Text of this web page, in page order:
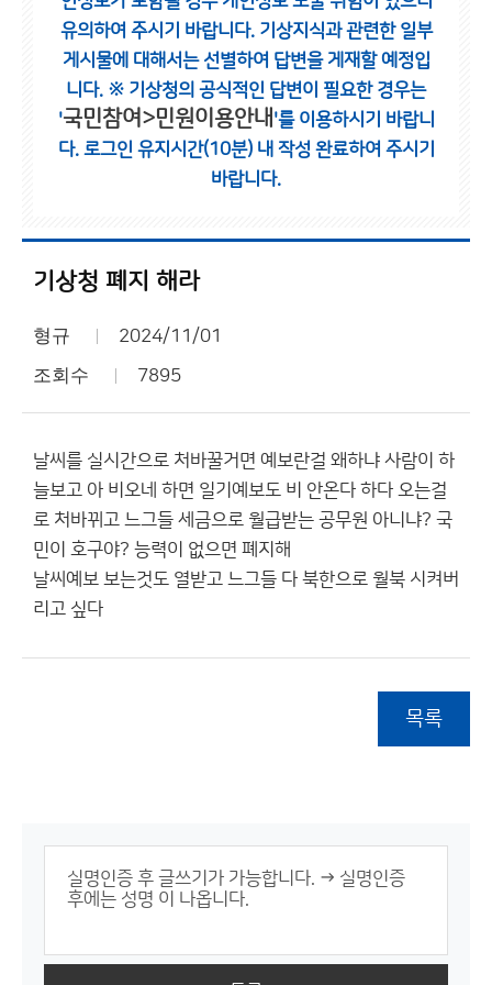
유의하여 주시기 바랍니다. 기상지식과 관련한 일부
게시물에 대해서는 선별하여 답변을 게재할 예정입
니다. ※ 기상청의 공식적인 답변이 필요한 경우는
'국민참여>민원이용안내 '를 이용하시기 바랍니
다. 로그인 유지시간(10분) 내 작성 완료하여 주시기
바랍니다.
기상청 폐지 해라
형규 2024/11/01
조회수 7895
날씨를 실시간으로 처바꿀거면 예보란걸 왜하냐 사람이 하
늘보고 아 비오네 하면 일기예보도 비 안온다 하다 오는걸
로 처바뀌고 느그들 세금으로 월급받는 공무원 아니냐? 국
민이 호구야? 능력이 없으면 폐지해
날씨예보 보는것도 열받고 느그들 다 북한으로 월북 시켜버
리고 싶다
목록